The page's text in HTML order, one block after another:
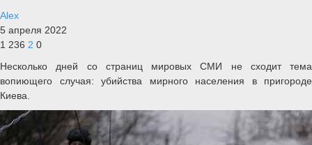
Alex
5 апреля 2022
1 236 2 0
Несколько дней со страниц мировых СМИ не сходит тема
вопиющего случая: убийства мирного населения в пригороде
Киева.